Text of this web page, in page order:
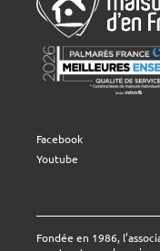
Facebook
Youtube
Fondée en 1986,